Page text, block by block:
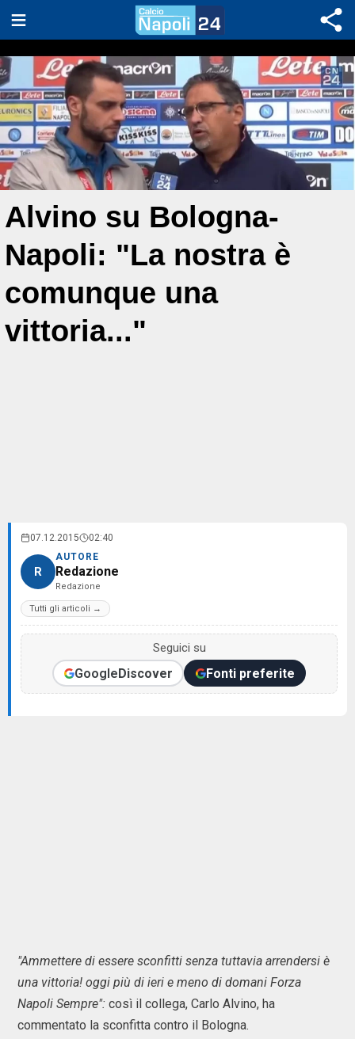
Alvino su Bologna-
Napoli: "La nostra è
comunque una
vittoria..."
07.12.2015 02:40
R
AUTORE
Redazione
Redazione
Tutti gli articoli →
Seguici su
GoogleDiscover Fonti preferite
"Ammettere di essere sconfitti senza tuttavia arrendersi è
una vittoria! oggi più di ieri e meno di domani Forza
Napoli Sempre": così il collega, Carlo Alvino, ha
commentato la sconfitta contro il Bologna.